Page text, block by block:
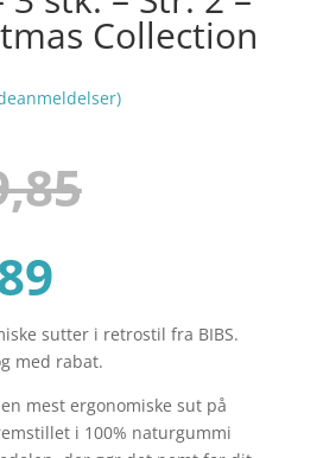
Collection
pris
Den
aktuelle
sutter i retrostil fra BIBS.
med rabat.
mest ergonomiske sut på
i 100% naturgummi